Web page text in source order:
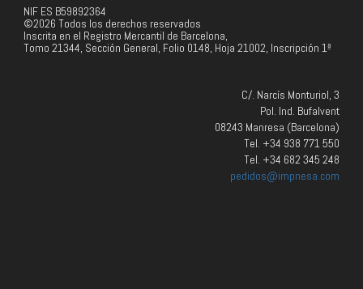
NIF ES B59892364
©2026 Todos los derechos reservados
Inscrita en el Registro Mercantil de Barcelona,
Tomo 21344, Sección General, Folio 0148, Hoja 21002, Inscripción 1ª
C/. Narcís Monturiol, 3
Pol. Ind. Bufalvent
08243 Manresa (Barcelona)
Tel. +34 938 771 550
Tel. +34 682 345 248
pedidos@impnesa.com